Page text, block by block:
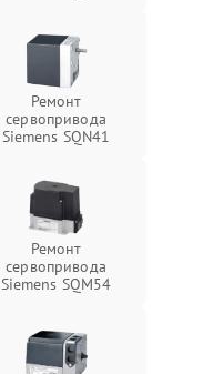
Ремонт
сервопривода
Siemens SQN41
Ремонт
сервопривода
Siemens SQM54